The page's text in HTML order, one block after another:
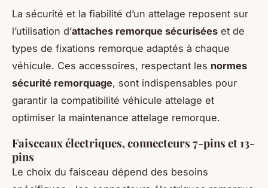
La sécurité et la fiabilité d’un attelage reposent sur
l’utilisation d’attaches remorque sécurisées et de
types de fixations remorque adaptés à chaque
véhicule. Ces accessoires, respectant les normes
sécurité remorquage, sont indispensables pour
garantir la compatibilité véhicule attelage et
optimiser la maintenance attelage remorque.
Faisceaux électriques, connecteurs 7-pins et 13-
pins
Le choix du faisceau dépend des besoins